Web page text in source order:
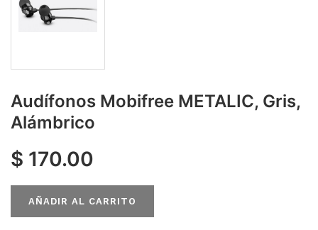
Audífonos Mobifree METALIC, Gris,
Alámbrico
$ 170.00
AÑADIR AL CARRITO